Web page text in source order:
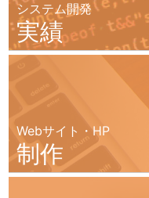
システム開発
実績
Webサイト・HP
制作